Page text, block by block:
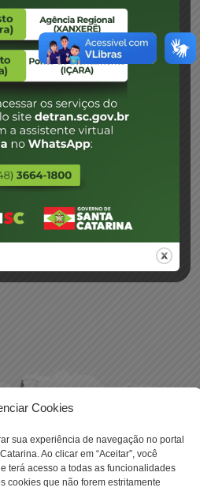
Cookies
sua experiência de navegação no portal
Ao clicar em “Aceitar”, você
terá acesso a todas as funcionalidades
cookies que não forem estritamente
- 480
SC